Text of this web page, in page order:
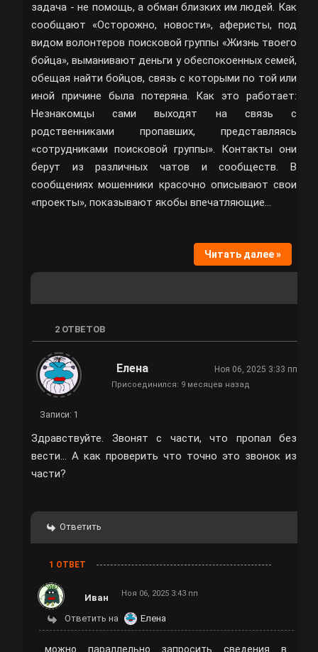
задача - не помощь, а обман близких им людей. Как
сообщают «Осторожно, новости», аферисты, под
видом волонтеров поисковой группы «Жизнь твоего
бойца», выманивают деньги у обеспокоенных семей,
обещая найти бойцов, связь с которыми по той или
иной причине была потеряна. Как это работает:
Незнакомцы сами выходят на связь с
родственниками пропавших, представляясь
«сотрудниками поисковой группы». Контакты они
берут из различных чатов и сообществ. В
сообщениях мошенники красочно описывают свои
«проекты», показывают якобы впечатляющие…
Читать далее »
2 ОТВЕТОВ
Записи: 1
Елена Ноя 06, 2025 3:33 пп
Присоединился: 9 месяцев назад
Здравствуйте. Звонят с части, что пропал без
вести... А как проверить что точно это звонок из
части?
Ответить
1 ОТВЕТ
Иван Ноя 06, 2025 3:43 пп
Ответить на Елена
можно параллельно запросить сведения в